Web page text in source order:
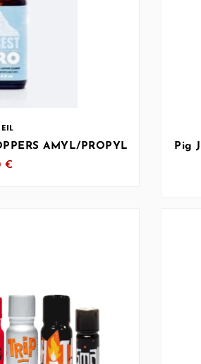
inchangé)
AMYL/PROPYL
€
Pig
inchangé)